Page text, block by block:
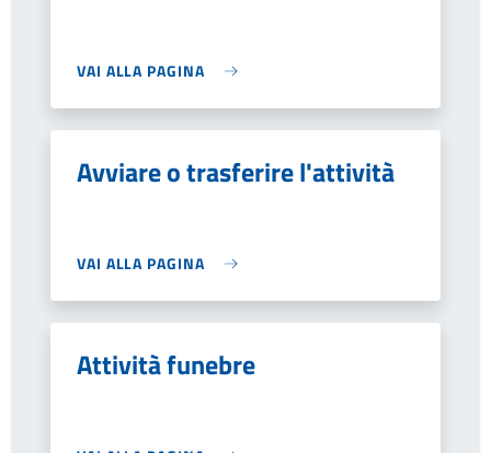
VAI ALLA PAGINA
Avviare o trasferire l'attività
VAI ALLA PAGINA
Attività funebre